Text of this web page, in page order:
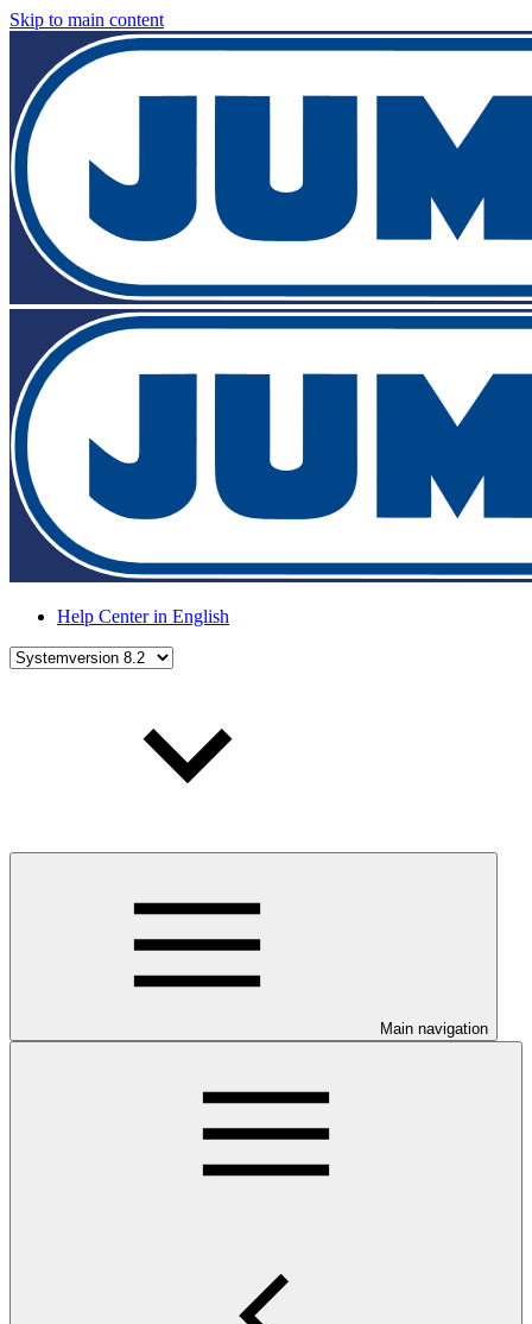
Skip to main content
Help Center in English
Main navigation